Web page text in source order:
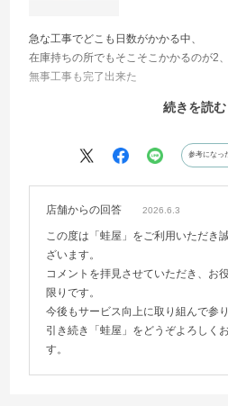
急な工事でどこも日数がかかる中、
在庫持ちの所でもそこそこかかるのが2
無事工事も完了出来た
ありがとうございました
続きを読む
参考になっ
店舗からの回答 2026.6.3
この度は「蛙屋」をご利用いただき
ざいます。
コメントを拝見させていただき、お
限りです。
今後もサービス向上に取り組んで参
引き続き「蛙屋」をどうぞよろしく
す。